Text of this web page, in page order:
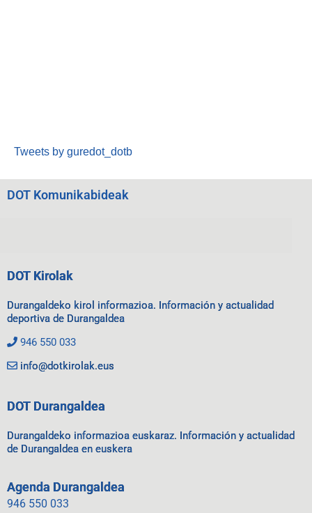
Tweets by guredot_dotb
DOT Komunikabideak
DOT Kirolak
Durangaldeko kirol informazioa. Información y actualidad
deportiva de Durangaldea
946 550 033
info@dotkirolak.eus
DOT Durangaldea
Durangaldeko informazioa euskaraz. Información y actualidad
de Durangaldea en euskera
Agenda Durangaldea
946 550 033